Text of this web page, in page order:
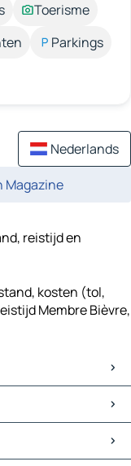
Toerisme
Parkings
Nederlands
Magazine
reistijd en
kosten (tol,
Membre Bièvre,